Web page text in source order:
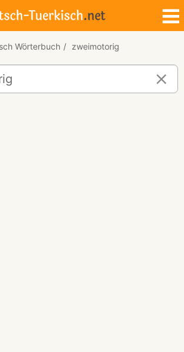
Wörterbuch zweimotorig